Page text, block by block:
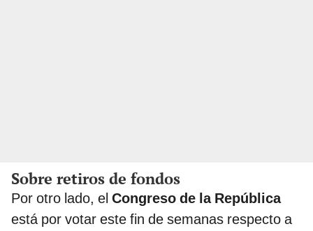
Sobre retiros de fondos
Por otro lado, el Congreso de la República
está por votar este fin de semanas respecto a